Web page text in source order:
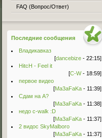
FAQ (Вопрос/Ответ)
Последние сообщения
Владикавказ
[dancebize - 22:15]
HitcH - Feel it
[C-W- 18:59]
первое видео
[Ma3aFaKa - 11:39]
Сдам на А?
[Ma3aFaKa - 11:38]
недо c-walk :D
[Ma3aFaKa - 11:37]
2 видос SkyMalboro
[Ma3aFaKa - 11:37]